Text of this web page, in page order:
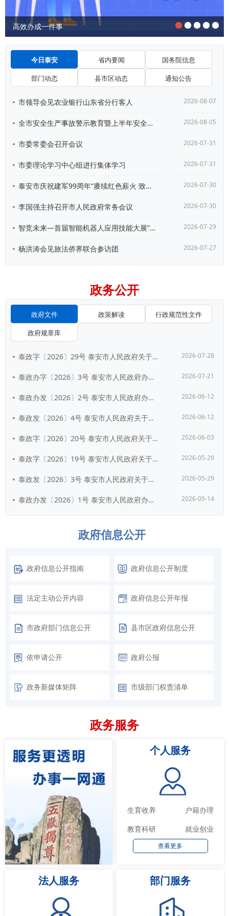
高效办成一件事
今日泰安 省内要闻
国务院信息
部门动态
县市区动态 通知公告
市领导会见农业银行山东省分行客人 2026-08-07
全市安全生产事故警示教育暨上半年安全形势分析会议召开 2026-08-05
市委常委会召开会议 2026-07-31
市委理论学习中心组进行集体学习 2026-07-31
泰安市庆祝建军99周年“赓续红色薪火 致敬泰山兵功臣... 2026-07-30
李国强主持召开市人民政府常务会议 2026-07-30
智竞未来—首届智能机器人应用技能大展”发布活动在北京... 2026-07-29
杨洪涛会见旅法侨界联合参访团 2026-07-27
政务公开
政府文件 政策解读
行政规范性文件
政府规章库
泰政字〔2026〕29号 泰安市人民政府关于公布泰安市第四批历史建筑名单的通... 2026-07-28
泰政办字〔2026〕3号 泰安市人民政府办公室关于印发《泰安市建立完善长期护... 2026-07-21
泰政办发〔2026〕2号 泰安市人民政府办公室关于印发泰安市人民政府2026... 2026-06-12
泰政发〔2026〕4号 泰安市人民政府关于公布《泰安市人民政府2026年重大... 2026-06-12
泰政字〔2026〕20号 泰安市人民政府关于印发《泰安市政府投资项目管理办法... 2026-06-03
泰政字〔2026〕19号 泰安市人民政府关于继续执行和废止部分市政府行政规范... 2026-05-29
泰政发〔2026〕3号 泰安市人民政府关于印发《泰安市国民经济和社会发展第十... 2026-05-29
泰政办发〔2026〕1号 泰安市人民政府办公室关于支持人工智能OPC发展的实... 2026-05-14
政府信息公开
政府信息公开指南 政府信息公开制度
法定主动公开内容 政府信息公开年报
市政府部门信息公开 县市区政府信息公开
依申请公开 政府公报
政务新媒体矩阵 市级部门权责清单
政务服务
个人服务
生育收养
户籍办理
教育科研
就业创业
查看更多
法人服务 部门服务